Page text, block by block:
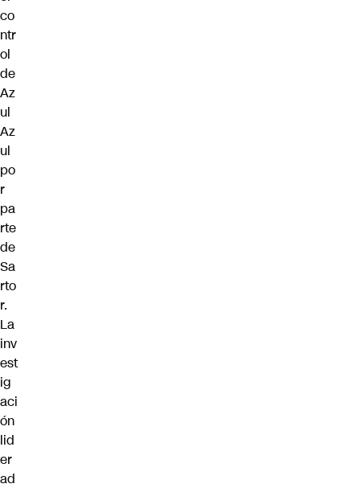
co
ntr
ol
de
Az
ul
Az
ul
po
r
pa
rte
de
Sa
rto
r.
La
inv
est
ig
aci
ón
lid
er
ad